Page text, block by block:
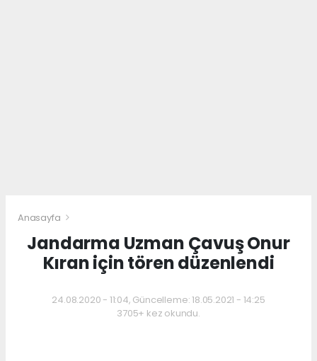
Anasayfa
Jandarma Uzman Çavuş Onur
Kıran için tören düzenlendi
24.08.2020 - 11:04, Güncelleme: 18.05.2021 - 14:25
3705+ kez okundu.